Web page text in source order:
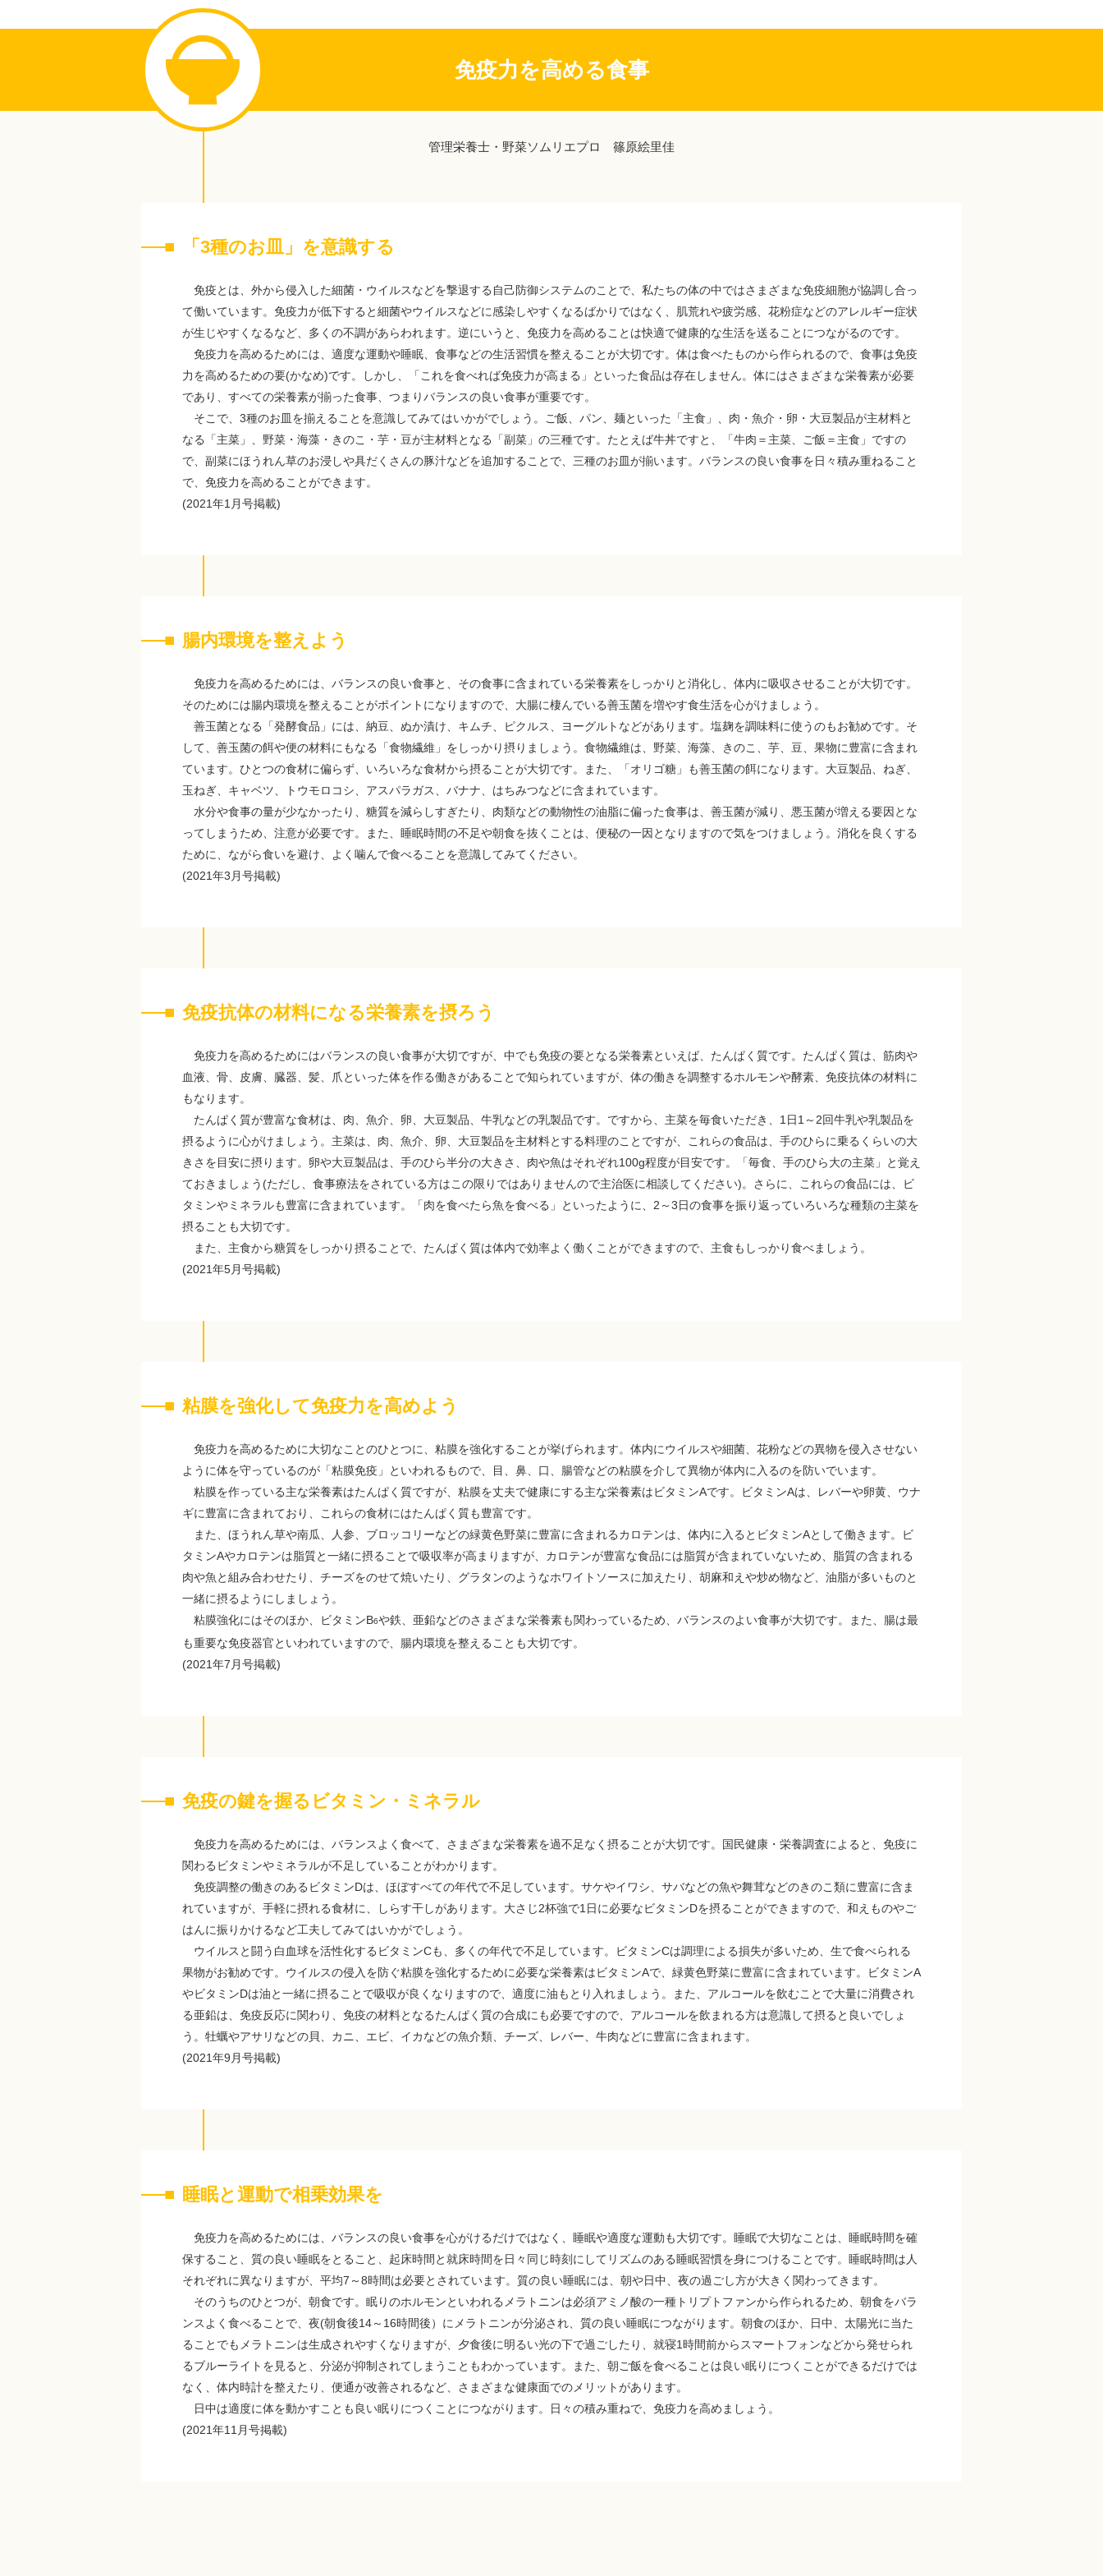
免疫力を高める食事
管理栄養士・野菜ソムリエプロ 篠原絵里佳
「3種のお皿」を意識する
免疫とは、外から侵入した細菌・ウイルスなどを撃退する自己防御システムのことで、私たちの体の中ではさまざまな免疫細胞が協調し合っ
て働いています。免疫力が低下すると細菌やウイルスなどに感染しやすくなるばかりではなく、肌荒れや疲労感、花粉症などのアレルギー症状
が生じやすくなるなど、多くの不調があらわれます。逆にいうと、免疫力を高めることは快適で健康的な生活を送ることにつながるのです。
免疫力を高めるためには、適度な運動や睡眠、食事などの生活習慣を整えることが大切です。体は食べたものから作られるので、食事は免疫
力を高めるための要(かなめ)です。しかし、「これを食べれば免疫力が高まる」といった食品は存在しません。体にはさまざまな栄養素が必要
であり、すべての栄養素が揃った食事、つまりバランスの良い食事が重要です。
そこで、3種のお皿を揃えることを意識してみてはいかがでしょう。ご飯、パン、麺といった「主食」、肉・魚介・卵・大豆製品が主材料と
なる「主菜」、野菜・海藻・きのこ・芋・豆が主材料となる「副菜」の三種です。たとえば牛丼ですと、「牛肉＝主菜、ご飯＝主食」ですの
で、副菜にほうれん草のお浸しや具だくさんの豚汁などを追加することで、三種のお皿が揃います。バランスの良い食事を日々積み重ねること
で、免疫力を高めることができます。
(2021年1月号掲載)
腸内環境を整えよう
免疫力を高めるためには、バランスの良い食事と、その食事に含まれている栄養素をしっかりと消化し、体内に吸収させることが大切です。
そのためには腸内環境を整えることがポイントになりますので、大腸に棲んでいる善玉菌を増やす食生活を心がけましょう。
善玉菌となる「発酵食品」には、納豆、ぬか漬け、キムチ、ピクルス、ヨーグルトなどがあります。塩麹を調味料に使うのもお勧めです。そ
して、善玉菌の餌や便の材料にもなる「食物繊維」をしっかり摂りましょう。食物繊維は、野菜、海藻、きのこ、芋、豆、果物に豊富に含まれ
ています。ひとつの食材に偏らず、いろいろな食材から摂ることが大切です。また、「オリゴ糖」も善玉菌の餌になります。大豆製品、ねぎ、
玉ねぎ、キャベツ、トウモロコシ、アスパラガス、バナナ、はちみつなどに含まれています。
水分や食事の量が少なかったり、糖質を減らしすぎたり、肉類などの動物性の油脂に偏った食事は、善玉菌が減り、悪玉菌が増える要因とな
ってしまうため、注意が必要です。また、睡眠時間の不足や朝食を抜くことは、便秘の一因となりますので気をつけましょう。消化を良くする
ために、ながら食いを避け、よく噛んで食べることを意識してみてください。
(2021年3月号掲載)
免疫抗体の材料になる栄養素を摂ろう
免疫力を高めるためにはバランスの良い食事が大切ですが、中でも免疫の要となる栄養素といえば、たんぱく質です。たんぱく質は、筋肉や
血液、骨、皮膚、臓器、髪、爪といった体を作る働きがあることで知られていますが、体の働きを調整するホルモンや酵素、免疫抗体の材料に
もなります。
たんぱく質が豊富な食材は、肉、魚介、卵、大豆製品、牛乳などの乳製品です。ですから、主菜を毎食いただき、1日1～2回牛乳や乳製品を
摂るように心がけましょう。主菜は、肉、魚介、卵、大豆製品を主材料とする料理のことですが、これらの食品は、手のひらに乗るくらいの大
きさを目安に摂ります。卵や大豆製品は、手のひら半分の大きさ、肉や魚はそれぞれ100g程度が目安です。「毎食、手のひら大の主菜」と覚え
ておきましょう(ただし、食事療法をされている方はこの限りではありませんので主治医に相談してください)。さらに、これらの食品には、ビ
タミンやミネラルも豊富に含まれています。「肉を食べたら魚を食べる」といったように、2～3日の食事を振り返っていろいろな種類の主菜を
摂ることも大切です。
また、主食から糖質をしっかり摂ることで、たんぱく質は体内で効率よく働くことができますので、主食もしっかり食べましょう。
(2021年5月号掲載)
粘膜を強化して免疫力を高めよう
免疫力を高めるために大切なことのひとつに、粘膜を強化することが挙げられます。体内にウイルスや細菌、花粉などの異物を侵入させない
ように体を守っているのが「粘膜免疫」といわれるもので、目、鼻、口、腸管などの粘膜を介して異物が体内に入るのを防いでいます。
粘膜を作っている主な栄養素はたんぱく質ですが、粘膜を丈夫で健康にする主な栄養素はビタミンAです。ビタミンAは、レバーや卵黄、ウナ
ギに豊富に含まれており、これらの食材にはたんぱく質も豊富です。
また、ほうれん草や南瓜、人参、ブロッコリーなどの緑黄色野菜に豊富に含まれるカロテンは、体内に入るとビタミンAとして働きます。ビ
タミンAやカロテンは脂質と一緒に摂ることで吸収率が高まりますが、カロテンが豊富な食品には脂質が含まれていないため、脂質の含まれる
肉や魚と組み合わせたり、チーズをのせて焼いたり、グラタンのようなホワイトソースに加えたり、胡麻和えや炒め物など、油脂が多いものと
一緒に摂るようにしましょう。
粘膜強化にはそのほか、ビタミンB6や鉄、亜鉛などのさまざまな栄養素も関わっているため、バランスのよい食事が大切です。また、腸は最
も重要な免疫器官といわれていますので、腸内環境を整えることも大切です。
(2021年7月号掲載)
免疫の鍵を握るビタミン・ミネラル
免疫力を高めるためには、バランスよく食べて、さまざまな栄養素を過不足なく摂ることが大切です。国民健康・栄養調査によると、免疫に
関わるビタミンやミネラルが不足していることがわかります。
免疫調整の働きのあるビタミンDは、ほぼすべての年代で不足しています。サケやイワシ、サバなどの魚や舞茸などのきのこ類に豊富に含ま
れていますが、手軽に摂れる食材に、しらす干しがあります。大さじ2杯強で1日に必要なビタミンDを摂ることができますので、和えものやご
はんに振りかけるなど工夫してみてはいかがでしょう。
ウイルスと闘う白血球を活性化するビタミンCも、多くの年代で不足しています。ビタミンCは調理による損失が多いため、生で食べられる
果物がお勧めです。ウイルスの侵入を防ぐ粘膜を強化するために必要な栄養素はビタミンAで、緑黄色野菜に豊富に含まれています。ビタミンA
やビタミンDは油と一緒に摂ることで吸収が良くなりますので、適度に油もとり入れましょう。また、アルコールを飲むことで大量に消費され
る亜鉛は、免疫反応に関わり、免疫の材料となるたんぱく質の合成にも必要ですので、アルコールを飲まれる方は意識して摂ると良いでしょ
う。牡蠣やアサリなどの貝、カニ、エビ、イカなどの魚介類、チーズ、レバー、牛肉などに豊富に含まれます。
(2021年9月号掲載)
睡眠と運動で相乗効果を
免疫力を高めるためには、バランスの良い食事を心がけるだけではなく、睡眠や適度な運動も大切です。睡眠で大切なことは、睡眠時間を確
保すること、質の良い睡眠をとること、起床時間と就床時間を日々同じ時刻にしてリズムのある睡眠習慣を身につけることです。睡眠時間は人
それぞれに異なりますが、平均7～8時間は必要とされています。質の良い睡眠には、朝や日中、夜の過ごし方が大きく関わってきます。
そのうちのひとつが、朝食です。眠りのホルモンといわれるメラトニンは必須アミノ酸の一種トリプトファンから作られるため、朝食をバラ
ンスよく食べることで、夜(朝食後14～16時間後）にメラトニンが分泌され、質の良い睡眠につながります。朝食のほか、日中、太陽光に当た
ることでもメラトニンは生成されやすくなりますが、夕食後に明るい光の下で過ごしたり、就寝1時間前からスマートフォンなどから発せられ
るブルーライトを見ると、分泌が抑制されてしまうこともわかっています。また、朝ご飯を食べることは良い眠りにつくことができるだけでは
なく、体内時計を整えたり、便通が改善されるなど、さまざまな健康面でのメリットがあります。
日中は適度に体を動かすことも良い眠りにつくことにつながります。日々の積み重ねで、免疫力を高めましょう。
(2021年11月号掲載)